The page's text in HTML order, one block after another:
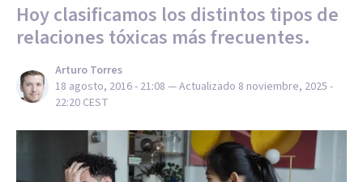
Hoy clasificamos los distintos tipos de
relaciones tóxicas más frecuentes.
Arturo Torres
18 agosto, 2016 - 21:08 — Actualizado 8 noviembre, 2025 -
22:20 CEST